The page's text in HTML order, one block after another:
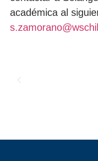
académica al